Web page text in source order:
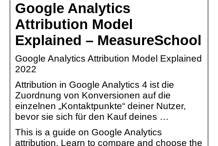
Google Analytics
Attribution Model
Explained – MeasureSchool
Google Analytics Attribution Model Explained
2022
Attribution in Google Analytics 4 ist die
Zuordnung von Konversionen auf die
einzelnen „Kontaktpunkte“ deiner Nutzer,
bevor sie sich für den Kauf deines …
This is a guide on Google Analytics
attribution. Learn to compare and choose the